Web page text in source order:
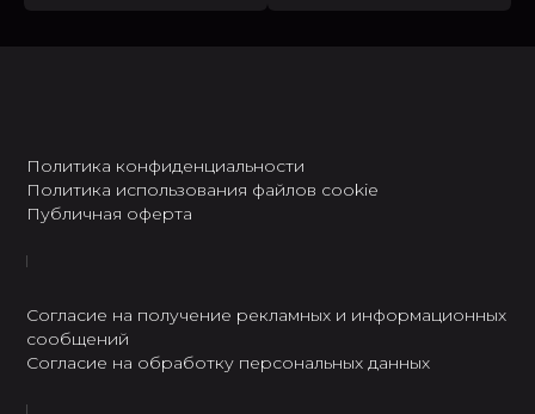
Политика конфиденциальности
Политика использования файлов cookie
Публичная оферта
Согласие на получение рекламных и информационных
сообщений
Согласие на обработку персональных данных